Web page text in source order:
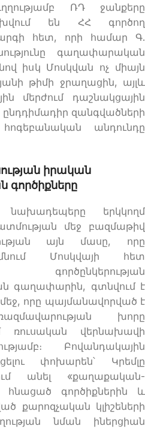
ՌԴ ջանքերը
են ՀՀ գործող
հետ, որի համար Գ.
գաղափարական
իսկ Մոսկվան ոչ միայն
թիմի ջրաղացին, այլև
մերժում դաշնակցային
զանգվածների
հոգեբանական անդունդը
իրական
գործիքները
երկկողմ
մեջ բազմաթիվ
այն մասը, որը
Մոսկվայի հետ
գաղափարին, գտնվում է
որը պայմանավորված է
խորը
ռուսական վերնախավի
Բովանդակային
փոխարեն՝ Կրեմլը
անել «քաղաքական-
գործիքներին և
քարոզչական կլիշեների
նման իներցիան